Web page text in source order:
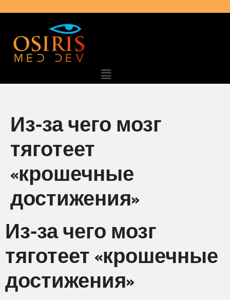
Из-за чего мозг
тяготеет
«крошечные
достижения»
Из-за чего мозг
тяготеет «крошечные
достижения»